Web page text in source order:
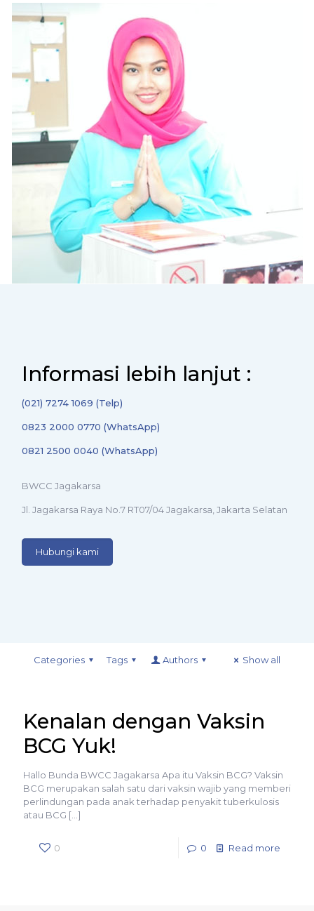
Informasi lebih lanjut :
(021) 7274 1069 (Telp)
0823 2000 0770 (WhatsApp)
0821 2500 0040 (WhatsApp)
BWCC Jagakarsa
Jl. Jagakarsa Raya No.7 RT07/04 Jagakarsa, Jakarta Selatan
Hubungi kami
Categories Tags Authors Show all
Kenalan dengan Vaksin
BCG Yuk!
Hallo Bunda BWCC Jagakarsa Apa itu Vaksin BCG? Vaksin
BCG merupakan salah satu dari vaksin wajib yang memberi
perlindungan pada anak terhadap penyakit tuberkulosis
atau BCG […]
0 0 Read more